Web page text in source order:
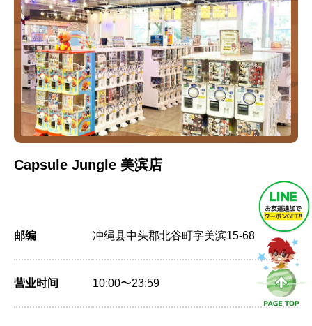
Capsule Jungle 美滨店
邮编 冲绳县中头郡北谷町字美滨15-68
营业时间 10:00〜23:59